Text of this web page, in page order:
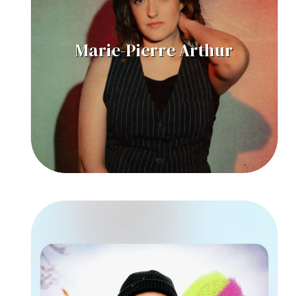
Marie-Pierre Arthur